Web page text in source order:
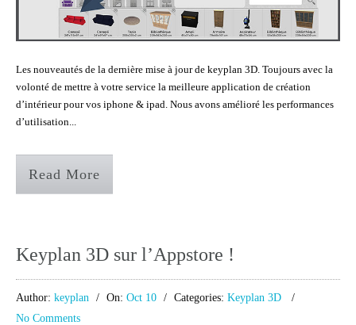
Les nouveautés de la dernière mise à jour de keyplan 3D. Toujours avec la
volonté de mettre à votre service la meilleure application de création
d’intérieur pour vos iphone & ipad. Nous avons amélioré les performances
d’utilisation...
Read More
Keyplan 3D sur l’Appstore !
Author: keyplan On: Oct 10 Categories: Keyplan 3D
No Comments